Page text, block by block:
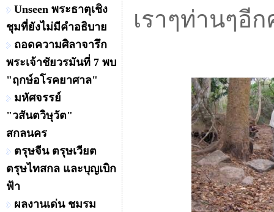
Unseen พระธาตุเชิง
ชุมที่ยังไม่มีคำอธิบาย
ถอดความศิลาจารึก
พระเจ้าชัยวรมันที่ 7 พบ
"ฤกษ์อโรคยาศาล"
มหัศจรรย์
"วสันตวิษุวัต"
สกลนคร
ตรุษจีน ตรุษเวียต
ตรุษไทสกล และบุญเบิก
ฟ้า
ผลงานเด่น ชมรม
เราๆท่านๆอี